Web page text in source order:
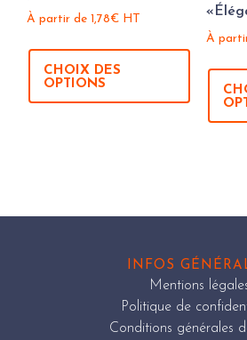
À partir de 1,78€ HT
CHOIX DES
OPTIONS
À
INFOS
Mentions
Politique de
Conditions générales